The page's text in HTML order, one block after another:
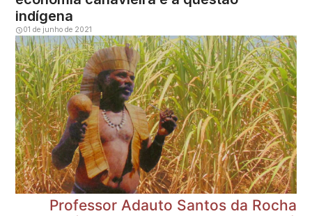
indígena
01 de junho de 2021
Professor Adauto Santos da Rocha